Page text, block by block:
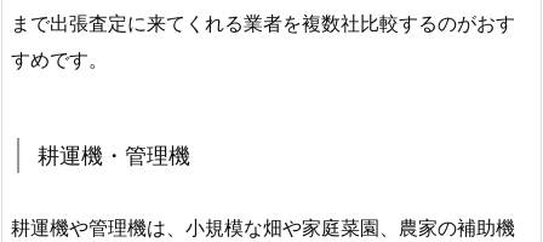
まで出張査定に来てくれる業者を複数社比較するのがおす
すめです。
耕運機・管理機
耕運機や管理機は、小規模な畑や家庭菜園、農家の補助機